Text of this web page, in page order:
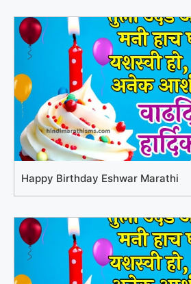
Happy Birthday Eshwar Marathi